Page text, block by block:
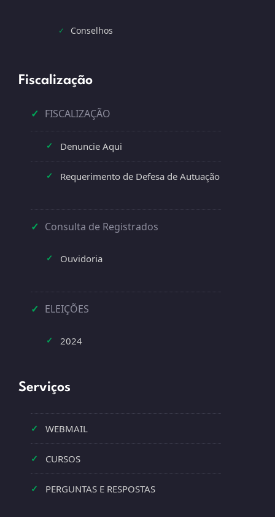
✓ Conselhos
Fiscalização
✓ FISCALIZAÇÃO
✓ Denuncie Aqui
✓ Requerimento de Defesa de Autuação
✓ Consulta de Registrados
✓ Ouvidoria
✓ ELEIÇÕES
✓ 2024
Serviços
✓ WEBMAIL
✓ CURSOS
✓ PERGUNTAS E RESPOSTAS